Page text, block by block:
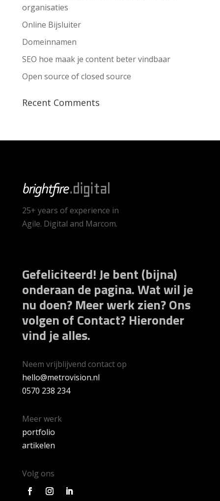
organisaties
Online Bijsluiter
Domeinnamen
SEO hoe maak je content beter vindbaar
Open source of closed source
Recent Comments
25+ years of experience in
Agile. Digital and Marcom.
Gefeliciteerd! Je bent (bijna)
onderaan de pagina. Wat wil je
nu doen? Meer werk zien? Ons
volgen of Contact? Hieronder
vind je alles.
Neem vrijblijvend contact op
hello@metrovision.nl
0570 238 234
Meer werk
portfolio
artikelen
Volg ons